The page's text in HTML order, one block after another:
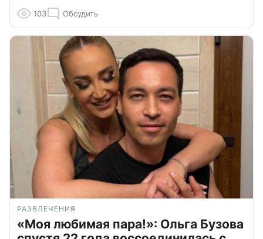
103 Обсудить
РАЗВЛЕЧЕНИЯ
«Моя любимая пара!»: Ольга Бузова